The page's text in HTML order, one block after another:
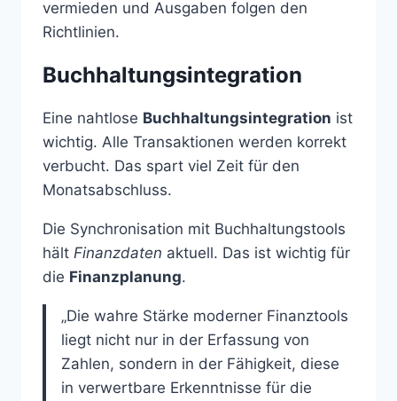
vermieden und Ausgaben folgen den
Richtlinien.
Buchhaltungsintegration
Eine nahtlose Buchhaltungsintegration ist
wichtig. Alle Transaktionen werden korrekt
verbucht. Das spart viel Zeit für den
Monatsabschluss.
Die Synchronisation mit Buchhaltungstools
hält Finanzdaten aktuell. Das ist wichtig für
die Finanzplanung.
„Die wahre Stärke moderner Finanztools
liegt nicht nur in der Erfassung von
Zahlen, sondern in der Fähigkeit, diese
in verwertbare Erkenntnisse für die